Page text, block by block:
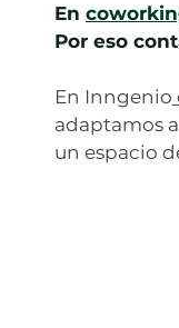
En
Por eso
En Inngenio
adaptamos
un espacio